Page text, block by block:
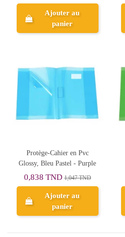
Ajouter au
panier
Protège-Cahier en Pvc
Glossy, Bleu Pastel - Purple
0,838 TND1,047 TND
Ajouter au
panier